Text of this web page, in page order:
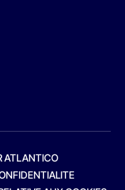
ATLANTICO